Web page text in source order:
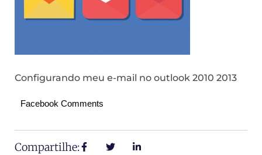
Configurando meu e-mail no outlook 2010 2013
Facebook Comments
Compartilhe: